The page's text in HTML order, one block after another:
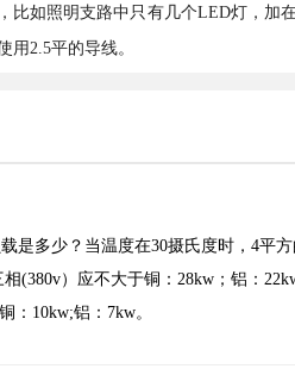
比如照明支路中只有几个LED灯，加
用2.5平的导线。
是多少？当温度在30摄氏度时，4平
(380v）应不大于铜：28kw；铝：
：10kw;铝：7kw。